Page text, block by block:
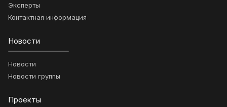
Эксперты
Контактная информация
Новости
Новости
Новости группы
Проекты